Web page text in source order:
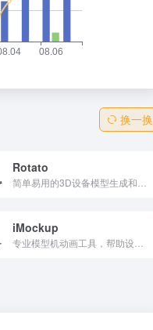
换一换
Rotato
iMockup